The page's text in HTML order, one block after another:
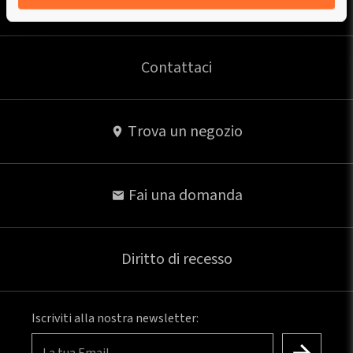
Contattaci
Trova un negozio
Fai una domanda
Diritto di recesso
Iscriviti alla nostra newsletter: